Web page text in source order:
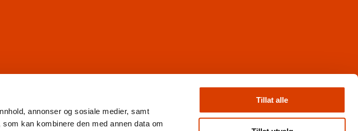
annonser og sosiale medier, samt
kan kombinere den med annen data om
Tillat alle
Nyhetsbrev
Books from Norway